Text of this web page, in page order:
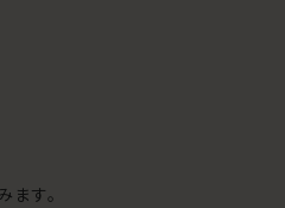
す。